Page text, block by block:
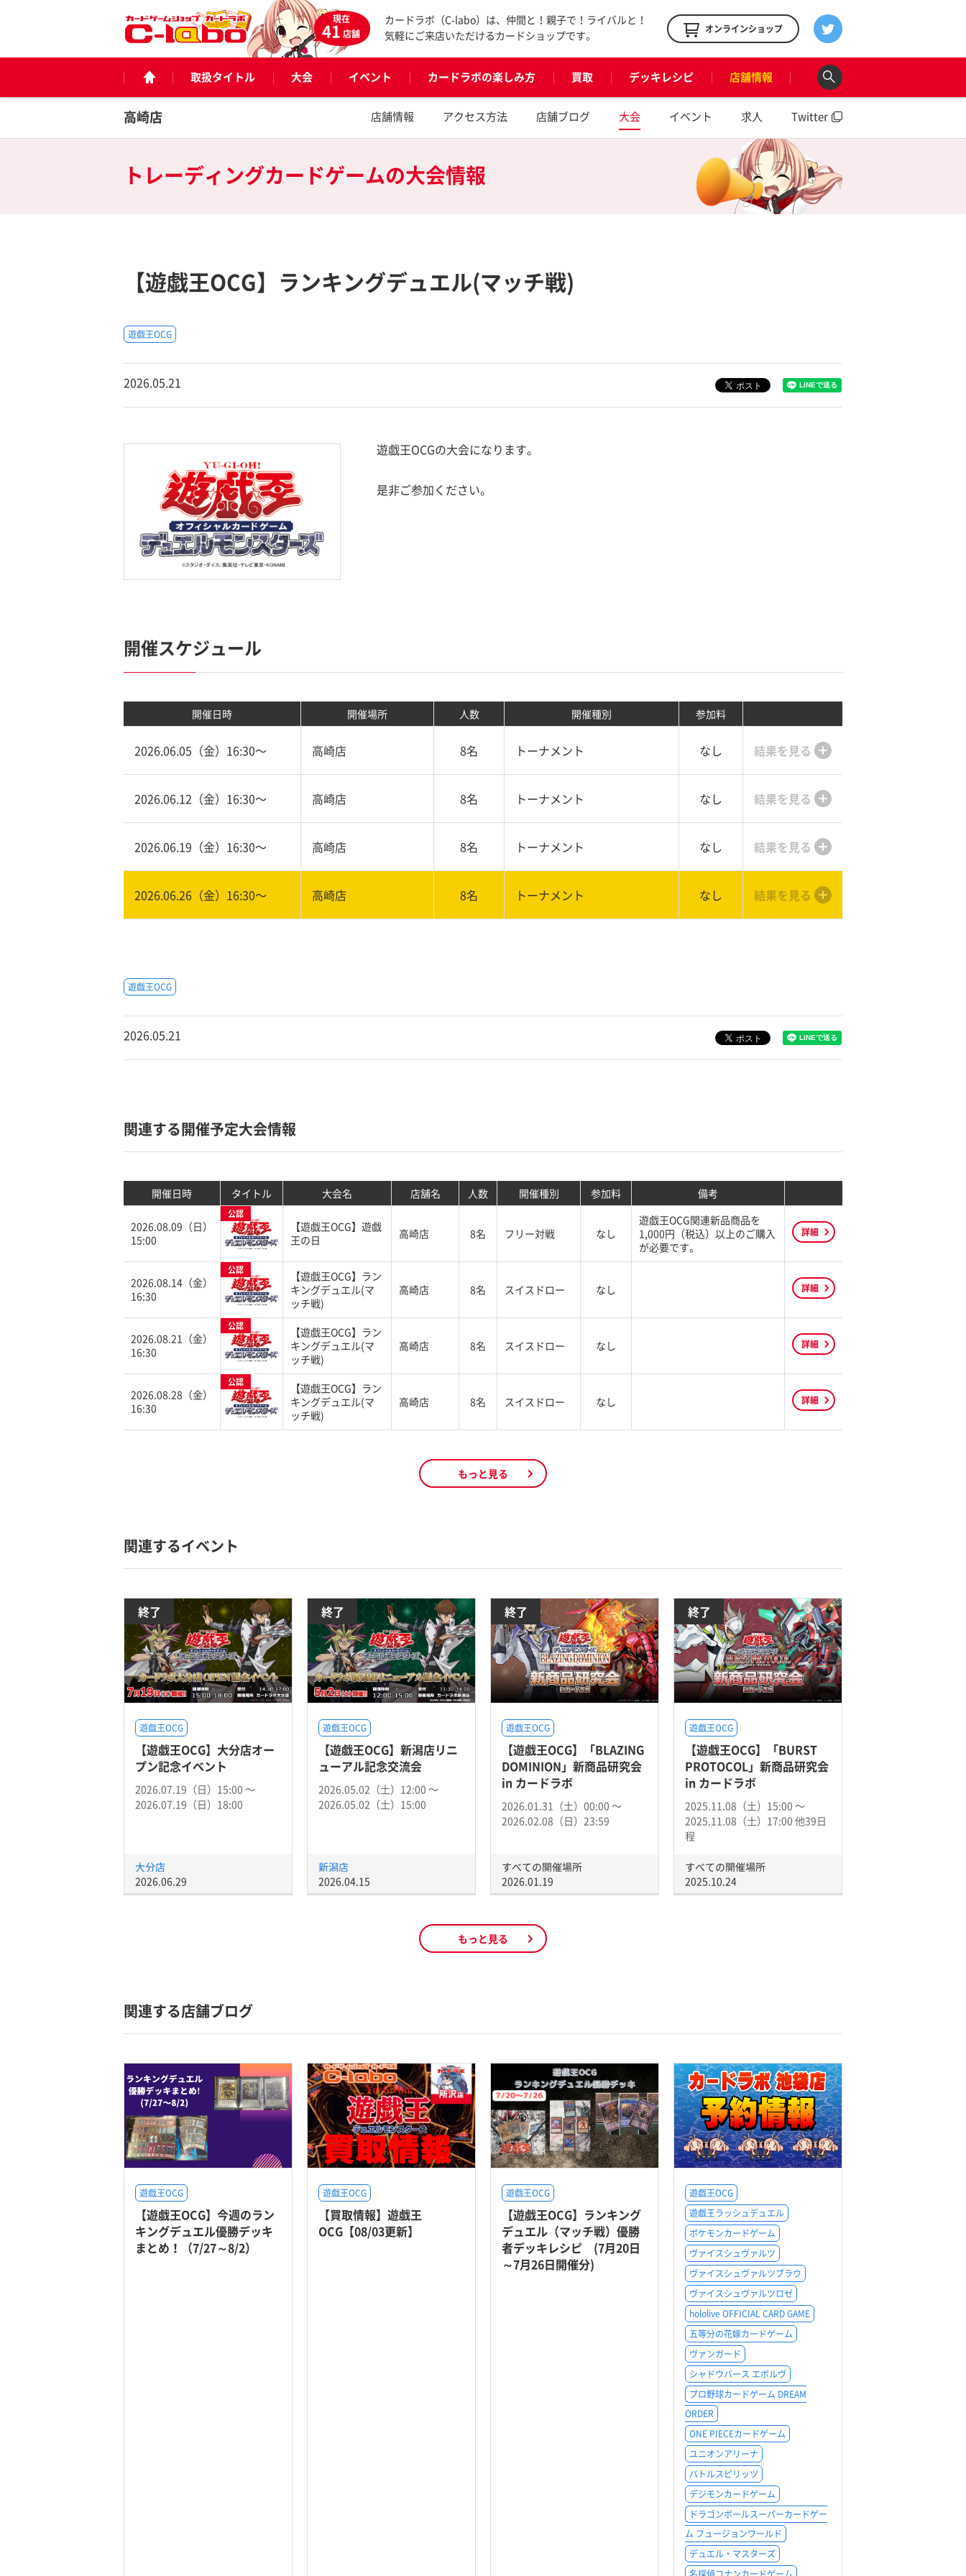
現在
41店舗
カードラボ（C-labo）は、仲間と！親子で！ライバルと！
気軽にご来店いただけるカードショップです。
オンラインショップ
取扱タイトル 大会 イベント カードラボの楽しみ方 買取 デッキレシピ 店舗情報
高崎店 店舗情報 アクセス方法 店舗ブログ 大会 イベント 求人 Twitter
トレーディングカードゲームの大会情報
【遊戯王OCG】ランキングデュエル(マッチ戦)
遊戯王OCG
2026.05.21
遊戯王OCGの大会になります。
是非ご参加ください。
開催スケジュール
開催日時 開催場所 人数 開催種別 参加料
2026.06.05（金）16:30〜 高崎店 8名 トーナメント なし 結果を見る
2026.06.12（金）16:30〜 高崎店 8名 トーナメント なし 結果を見る
2026.06.19（金）16:30〜 高崎店 8名 トーナメント なし 結果を見る
2026.06.26（金）16:30〜 高崎店 8名 トーナメント なし 結果を見る
遊戯王OCG
2026.05.21
関連する開催予定大会情報
開催日時 タイトル 大会名 店舗名 人数 開催種別 参加料 備考
2026.08.09（日）
15:00
公認
【遊戯王OCG】遊戯
王の日
高崎店 8名 フリー対戦 なし
遊戯王OCG関連新品商品を
1,000円（税込）以上のご購入
が必要です。
詳細
2026.08.14（金）
16:30
公認
【遊戯王OCG】ラン
キングデュエル(マ
ッチ戦)
高崎店 8名 スイスドロー なし 詳細
2026.08.21（金）
16:30
公認
【遊戯王OCG】ラン
キングデュエル(マ
ッチ戦)
高崎店 8名 スイスドロー なし 詳細
2026.08.28（金）
16:30
公認
【遊戯王OCG】ラン
キングデュエル(マ
ッチ戦)
高崎店 8名 スイスドロー なし 詳細
もっと見る
関連するイベント
終了
遊戯王OCG
【遊戯王OCG】大分店オー
プン記念イベント
2026.07.19（日）15:00 〜
2026.07.19（日）18:00
大分店
2026.06.29
終了
遊戯王OCG
【遊戯王OCG】新潟店リニ
ューアル記念交流会
2026.05.02（土）12:00 〜
2026.05.02（土）15:00
新潟店
2026.04.15
終了
遊戯王OCG
【遊戯王OCG】「BLAZING
DOMINION」新商品研究会
in カードラボ
2026.01.31（土）00:00 〜
2026.02.08（日）23:59
すべての開催場所
2026.01.19
終了
遊戯王OCG
【遊戯王OCG】「BURST
PROTOCOL」新商品研究会
in カードラボ
2025.11.08（土）15:00 〜
2025.11.08（土）17:00 他39日
程
すべての開催場所
2025.10.24
もっと見る
関連する店舗ブログ
遊戯王OCG
【遊戯王OCG】今週のラン
キングデュエル優勝デッキ
まとめ！（7/27～8/2）
遊戯王OCG
【買取情報】遊戯王
OCG【08/03更新】
遊戯王OCG
【遊戯王OCG】ランキング
デュエル（マッチ戦）優勝
者デッキレシピ (7月20日
～7月26日開催分)
遊戯王OCG
遊戯王ラッシュデュエル
ポケモンカードゲーム
ヴァイスシュヴァルツ
ヴァイスシュヴァルツブラウ
ヴァイスシュヴァルツロゼ
hololive OFFICIAL CARD GAME
五等分の花嫁カードゲーム
ヴァンガード
シャドウバース エボルヴ
プロ野球カードゲーム DREAM
ORDER
ONE PIECEカードゲーム
ユニオンアリーナ
バトルスピリッツ
デジモンカードゲーム
ドラゴンボールスーパーカードゲー
ム フュージョンワールド
デュエル・マスターズ